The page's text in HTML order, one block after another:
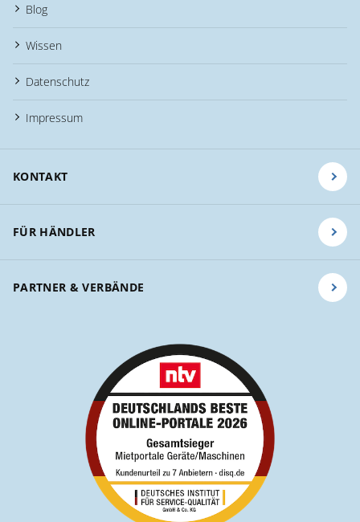
Blog
Wissen
Datenschutz
Impressum
KONTAKT
FÜR HÄNDLER
PARTNER & VERBÄNDE